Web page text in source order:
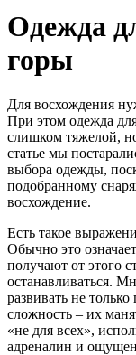
Одежда
горы
Для восхождения
При этом одежда
слишком тяжелой,
статье мы
выбора одежды,
подобранному
восхождение.
Есть такое
Обычно это
получают от этого
останавливаться.
развивать не
сложность – их
«не для всех»,
адреналин и